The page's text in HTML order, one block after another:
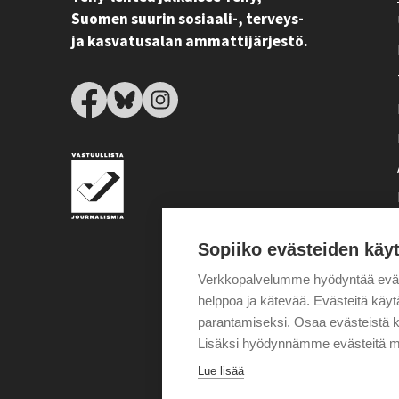
Suomen suurin sosiaali-, terveys-
ja kasvatusalan ammattijärjestö.
Sopiiko evästeiden
Verkkopalvelumme hyödyntää
helppoa ja kätevää. Evästeitä
parantamiseksi. Osaa evästeistä
Lisäksi hyödynnämme evästeitä
Lue lisää